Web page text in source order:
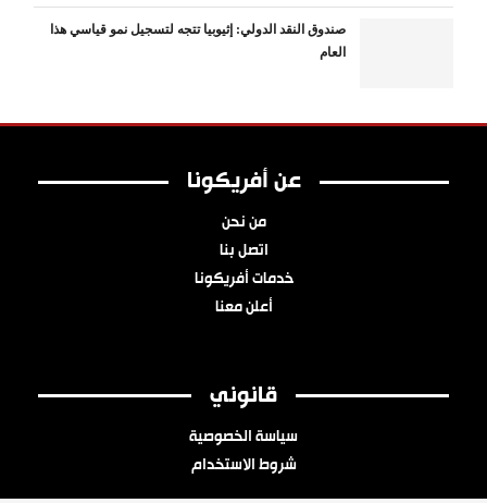
صندوق النقد الدولي: إثيوبيا تتجه لتسجيل نمو قياسي هذا
العام
عن أفريكونا
من نحن
اتصل بنا
خدمات أفريكونا
أعلن معنا
قانوني
سياسة الخصوصية
شروط الاستخدام